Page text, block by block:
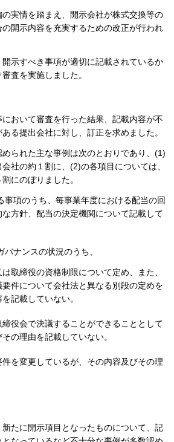
実情を踏まえ、開示会社が株式交換等の
開示内容を充実するための改正が行われ
示すべき事項が適切に記載されているか
査を実施しました。
おいて審査を行った結果、記載内容が不
る提出会社に対し、訂正を求めました。
られた主な事例は次のとおりであり、(1)
社の約１割に、(2)の各項目については、
にのぼりました。
事項のうち、毎事業年度における配当の回
方針、配当の決定機関について記載して
バナンスの状況のうち、
取締役の資格制限について定め、また、
件について会社法と異なる別段の定めを
記載していない。
役会で決議することができることとして
の理由を記載していない。
を変更しているが、その内容及びその理
たに開示項目となったものについて、記